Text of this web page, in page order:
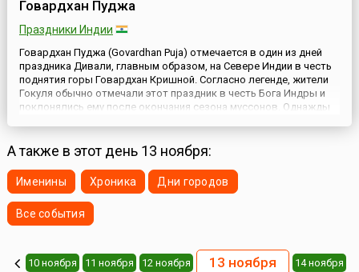
Говардхан Пуджа
Праздники Индии
Говардхан Пуджа (Govardhan Puja) отмечается в один из дней
праздника Дивали, главным образом, на Севере Индии в честь
поднятия горы Говардхан Кришной. Согласно легенде, жители
Гокуля обычно отмечали этот праздник в честь Бога Индры и
поклонялись ему после окончания сезона муссонов. Однажды
А также в этот день 13 ноября:
Именины Хроника Дни городов
Все события
10 ноября 11 ноября 12 ноября 13 ноября 14 ноября